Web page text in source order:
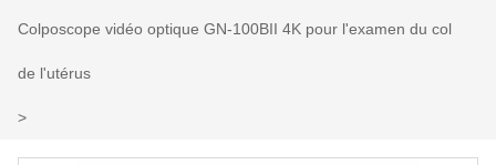
Colposcope vidéo optique GN-100BII 4K pour l'examen du col
de l'utérus
>